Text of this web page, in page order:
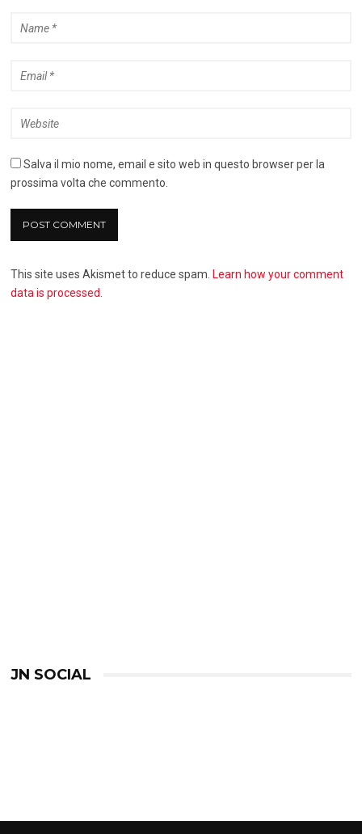
Salva il mio nome, email e sito web in questo browser per la
prossima volta che commento.
This site uses Akismet to reduce spam. Learn how your comment
data is processed.
JN SOCIAL